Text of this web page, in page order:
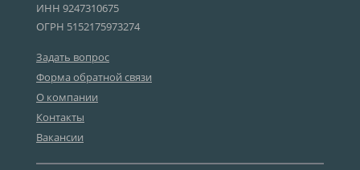
ИНН 9247310675
ОГРН 5152175973274
Задать вопрос
Форма обратной связи
О компании
Контакты
Вакансии